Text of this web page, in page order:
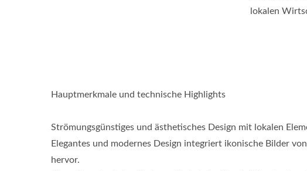
lokalen
Hauptmerkmale und technische Highlights
Strömungsgünstiges und ästhetisches Design mit lokalen
Elegantes und modernes Design integriert ikonische Bilder
hervor.